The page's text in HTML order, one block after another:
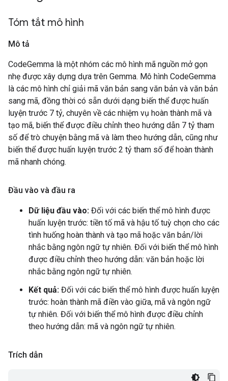
Tóm tắt mô hình
Mô tả
CodeGemma là một nhóm các mô hình mã nguồn mở gọn
nhẹ được xây dựng dựa trên Gemma. Mô hình CodeGemma
là các mô hình chỉ giải mã văn bản sang văn bản và văn bản
sang mã, đồng thời có sẵn dưới dạng biến thể được huấn
luyện trước 7 tỷ, chuyên về các nhiệm vụ hoàn thành mã và
tạo mã, biến thể được điều chỉnh theo hướng dẫn 7 tỷ tham
số để trò chuyện bằng mã và làm theo hướng dẫn, cũng như
biến thể được huấn luyện trước 2 tỷ tham số để hoàn thành
mã nhanh chóng.
Đầu vào và đầu ra
Dữ liệu đầu vào: Đối với các biến thể mô hình được
huấn luyện trước: tiền tố mã và hậu tố tuỳ chọn cho các
tình huống hoàn thành và tạo mã hoặc văn bản/lời
nhắc bằng ngôn ngữ tự nhiên. Đối với biến thể mô hình
được điều chỉnh theo hướng dẫn: văn bản hoặc lời
nhắc bằng ngôn ngữ tự nhiên.
Kết quả: Đối với các biến thể mô hình được huấn luyện
trước: hoàn thành mã điền vào giữa, mã và ngôn ngữ
tự nhiên. Đối với biến thể mô hình được điều chỉnh
theo hướng dẫn: mã và ngôn ngữ tự nhiên.
Trích dẫn